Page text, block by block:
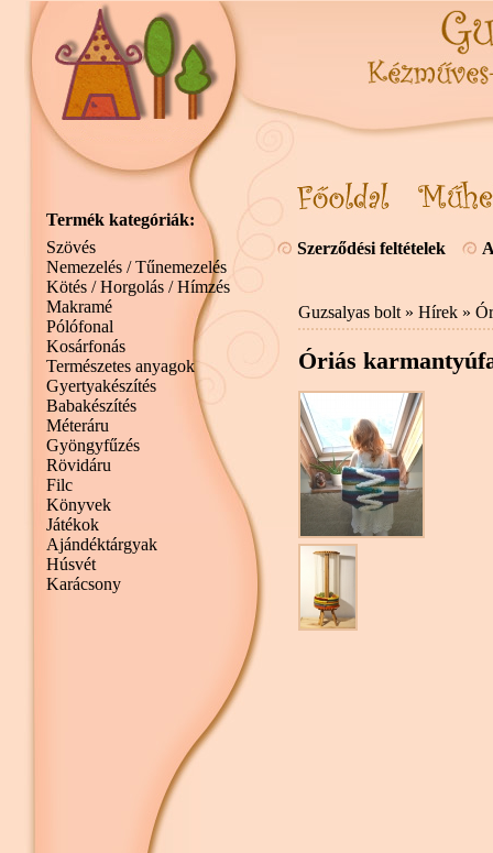
Szerződési feltételek
Guzsalyas bolt » Hírek »
Óriás
Termék kategóriák:
Szövés
Nemezelés / Tűnemezelés
Kötés / Horgolás / Hímzés
Makramé
Pólófonal
Kosárfonás
Természetes anyagok
Gyertyakészítés
Babakészítés
Méteráru
Gyöngyfűzés
Rövidáru
Filc
Könyvek
Játékok
Ajándéktárgyak
Húsvét
Karácsony